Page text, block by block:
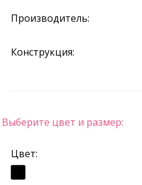
Производитель:
Конструкция:
Выберите цвет и размер:
Цвет: